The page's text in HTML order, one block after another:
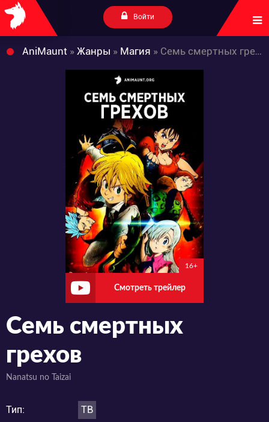
Войти
AniMaunt » Жанры » Магия » Семь смертных грехов
16+
Смотреть трейлер
Семь смертных
грехов
Nanatsu no Taizai
Тип: ТВ